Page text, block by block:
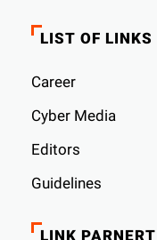
LIST OF LINKS
Career
Cyber ​​Media
Editors
Guidelines
LINK PARNERT